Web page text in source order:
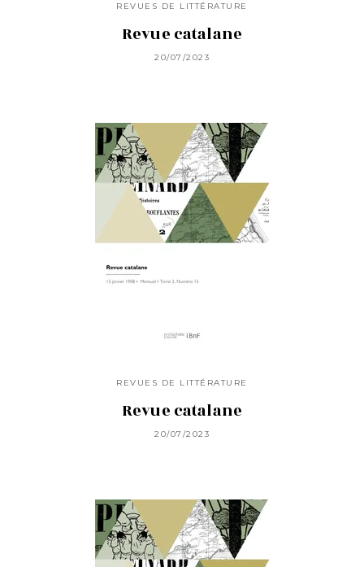
REVUES DE LITTÉRATURE
Revue catalane
20/07/2023
REVUES DE LITTÉRATURE
Revue catalane
20/07/2023